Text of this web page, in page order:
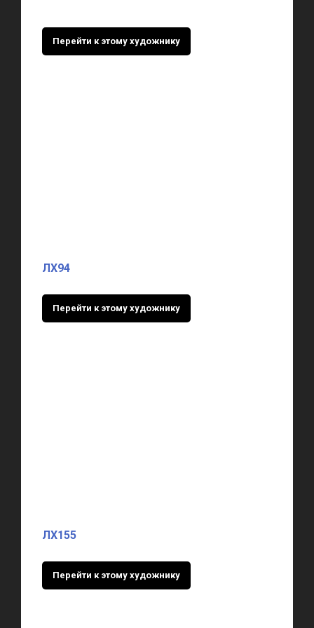
Перейти к этому художнику
ЛХ94
Перейти к этому художнику
ЛХ155
Перейти к этому художнику